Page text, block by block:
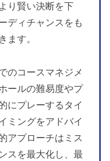
り賢い決断を下
ディチャンスをも
ます。
のコースマネジメ
ールの難易度やプ
にプレーするタイ
ミングをアドバイ
アプローチはミス
スを最大化し、最